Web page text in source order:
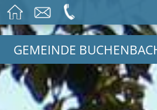
GEMEINDE